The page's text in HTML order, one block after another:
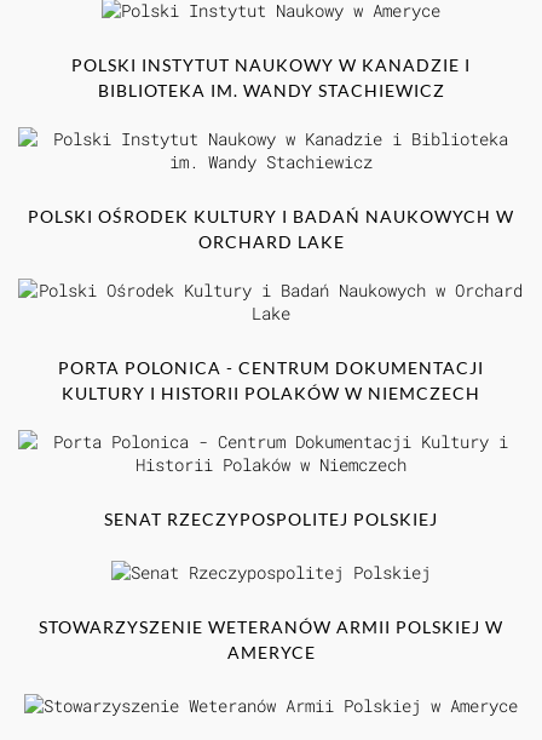
POLSKI INSTYTUT NAUKOWY W KANADZIE I
BIBLIOTEKA IM. WANDY STACHIEWICZ
POLSKI OŚRODEK KULTURY I BADAŃ NAUKOWYCH W
ORCHARD LAKE
PORTA POLONICA - CENTRUM DOKUMENTACJI
KULTURY I HISTORII POLAKÓW W NIEMCZECH
SENAT RZECZYPOSPOLITEJ POLSKIEJ
STOWARZYSZENIE WETERANÓW ARMII POLSKIEJ W
AMERYCE